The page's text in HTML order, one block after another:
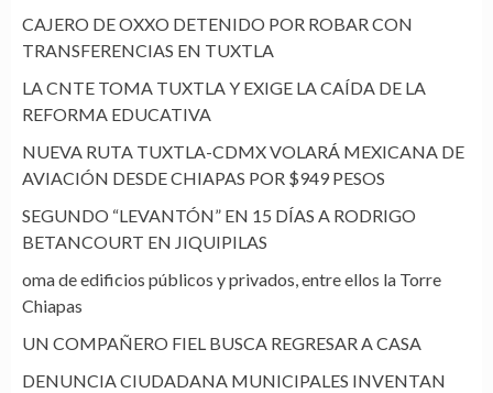
CAJERO DE OXXO DETENIDO POR ROBAR CON
TRANSFERENCIAS EN TUXTLA
LA CNTE TOMA TUXTLA Y EXIGE LA CAÍDA DE LA
REFORMA EDUCATIVA
NUEVA RUTA TUXTLA-CDMX VOLARÁ MEXICANA DE
AVIACIÓN DESDE CHIAPAS POR $949 PESOS
SEGUNDO “LEVANTÓN” EN 15 DÍAS A RODRIGO
BETANCOURT EN JIQUIPILAS
oma de edificios públicos y privados, entre ellos la Torre
Chiapas
UN COMPAÑERO FIEL BUSCA REGRESAR A CASA
DENUNCIA CIUDADANA MUNICIPALES INVENTAN